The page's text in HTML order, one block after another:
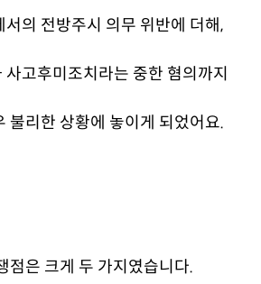
의 전방주시 의무 위반에 더해,
고후미조치라는 중한 혐의까지
불리한 상황에 놓이게 되었어요.
점은 크게 두 가지였습니다.